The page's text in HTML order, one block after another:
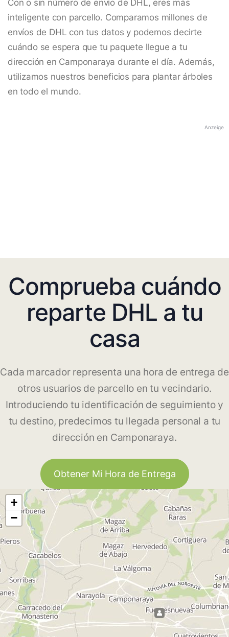
Con o sin número de envío de DHL, eres más
inteligente con parcello. Comparamos millones de
envíos de DHL con tus datos y podemos decirte
cuándo se espera que tu paquete llegue a tu
dirección en Camponaraya durante el día. Además,
utilizamos nuestros beneficios para plantar árboles
en todo el mundo.
Anzeige
Comprueba cuándo
reparte DHL a tu
casa
Cada marcador representa una hora de entrega de
otros usuarios de parcello en tu vecindario.
Introduciendo tu identificación de seguimiento y
tu destino, predecimos tu llegada personal a tu
dirección en Camponaraya.
Obtener Mi Hora de Entrega
+
−